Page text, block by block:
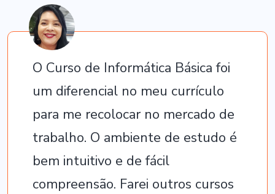
O Curso de Informática Básica foi
um diferencial no meu currículo
para me recolocar no mercado de
trabalho. O ambiente de estudo é
bem intuitivo e de fácil
compreensão. Farei outros cursos